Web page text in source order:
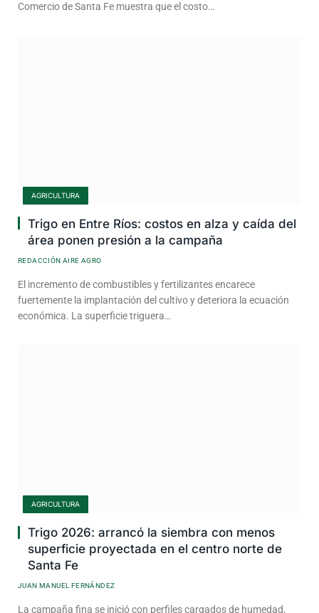
Comercio de Santa Fe muestra que el costo…
AGRICULTURA
Trigo en Entre Ríos: costos en alza y caída del
área ponen presión a la campaña
REDACCIÓN AIRE AGRO
El incremento de combustibles y fertilizantes encarece
fuertemente la implantación del cultivo y deteriora la ecuación
económica. La superficie triguera…
AGRICULTURA
Trigo 2026: arrancó la siembra con menos
superficie proyectada en el centro norte de
Santa Fe
JUAN MANUEL FERNÁNDEZ
La campaña fina se inició con perfiles cargados de humedad,